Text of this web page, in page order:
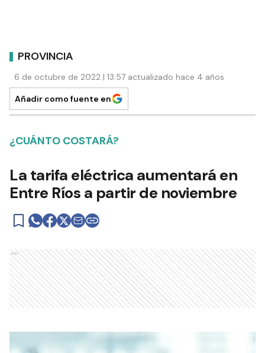
PROVINCIA
6 de octubre de 2022 | 13:57 actualizado hace 4 años
Añadir como fuente en
¿CUÁNTO COSTARÁ?
La tarifa eléctrica aumentará en
Entre Ríos a partir de noviembre
Ads